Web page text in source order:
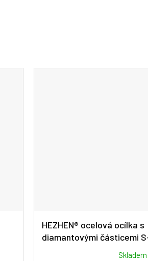
HEZHEN® ocelová ocílka s
diamantovými částicemi
Skladem